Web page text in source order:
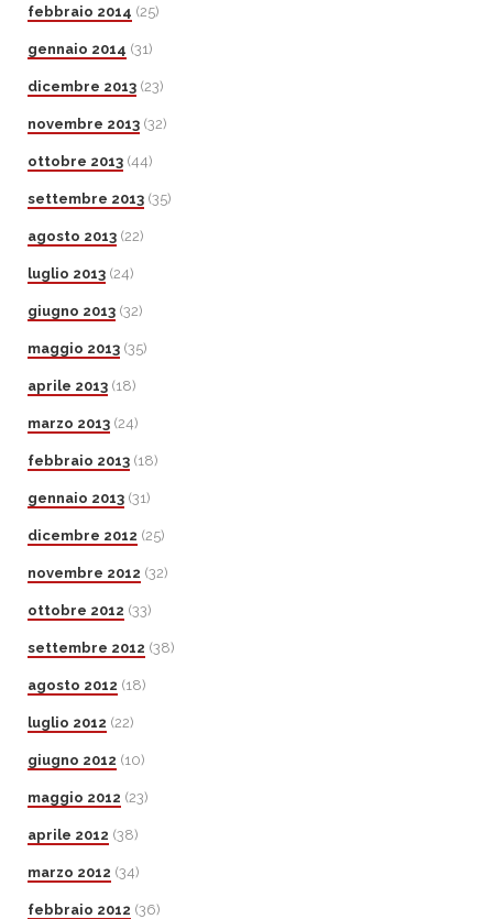
febbraio 2014 (25)
gennaio 2014 (31)
dicembre 2013 (23)
novembre 2013 (32)
ottobre 2013 (44)
settembre 2013 (35)
agosto 2013 (22)
luglio 2013 (24)
giugno 2013 (32)
maggio 2013 (35)
aprile 2013 (18)
marzo 2013 (24)
febbraio 2013 (18)
gennaio 2013 (31)
dicembre 2012 (25)
novembre 2012 (32)
ottobre 2012 (33)
settembre 2012 (38)
agosto 2012 (18)
luglio 2012 (22)
giugno 2012 (10)
maggio 2012 (23)
aprile 2012 (38)
marzo 2012 (34)
febbraio 2012 (36)